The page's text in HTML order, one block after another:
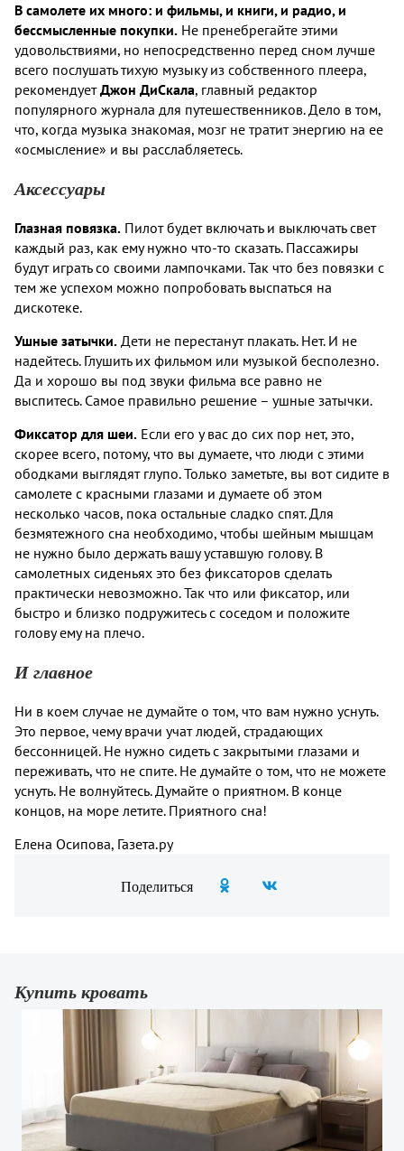
В самолете их много: и фильмы, и книги, и радио, и
бессмысленные покупки. Не пренебрегайте этими
удовольствиями, но непосредственно перед сном лучше
всего послушать тихую музыку из собственного плеера,
рекомендуетДжон ДиСкала, главный редактор
популярного журнала для путешественников. Дело в том,
что, когда музыка знакомая, мозг не тратит энергию на ее
«осмысление» и вы расслабляетесь.
Аксессуары
Глазная повязка. Пилот будет включать и выключать свет
каждый раз, как ему нужно что-то сказать. Пассажиры
будут играть со своими лампочками. Так что без повязки с
тем же успехом можно попробовать выспаться на
дискотеке.
Ушные затычки. Дети не перестанут плакать. Нет. И не
надейтесь. Глушить их фильмом или музыкой бесполезно.
Да и хорошо вы под звуки фильма все равно не
выспитесь. Самое правильно решение – ушные затычки.
Фиксатор для шеи. Если его у вас до сих пор нет, это,
скорее всего, потому, что вы думаете, что люди с этими
ободками выглядят глупо. Только заметьте, вы вот сидите в
самолете с красными глазами и думаете об этом
несколько часов, пока остальные сладко спят. Для
безмятежного сна необходимо, чтобы шейным мышцам
не нужно было держать вашу уставшую голову. В
самолетных сиденьях это без фиксаторов сделать
практически невозможно. Так что или фиксатор, или
быстро и близко подружитесь с соседом и положите
голову ему на плечо.
И главное
Ни в коем случае не думайте о том, что вам нужно уснуть.
Это первое, чему врачи учат людей, страдающих
бессонницей. Не нужно сидеть с закрытыми глазами и
переживать, что не спите. Не думайте о том, что не можете
уснуть. Не волнуйтесь. Думайте о приятном. В конце
концов, на море летите. Приятного сна!
Елена Осипова, Газета.ру
Поделиться
Купить кровать